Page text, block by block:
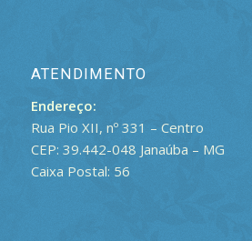
ATENDIMENTO
Endereço:
Rua Pio XII, nº 331 – Centro
CEP: 39.442-048 Janaúba – MG
Caixa Postal: 56